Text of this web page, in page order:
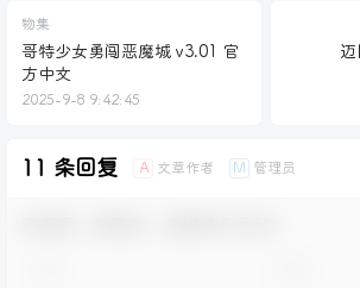
物集
哥特少女勇闯恶魔城 v3.01 官
方中文
2025-9-8 9:42:45
11 条回复 A 文章作者 M 管理员